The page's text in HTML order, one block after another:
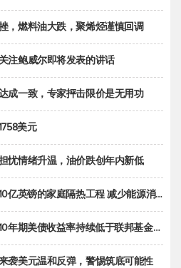
，燃料油大跌，聚烯烃谨慎回调
注鲍威尔即将发表的讲话
成一致，专家抨击限价是无用功
美元
忧情绪升温，油价跌创年内新低
亿英镑的家庭隔热工程 减少能源消耗
美债收益率持续低于联邦基金利率目标区间
袭美元温和反弹，警惕筑底可能性